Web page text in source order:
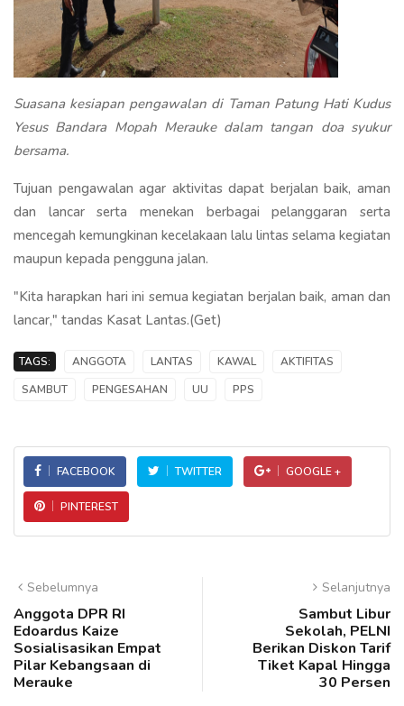
Suasana kesiapan pengawalan di Taman Patung Hati Kudus
Yesus Bandara Mopah Merauke dalam tangan doa syukur
bersama.
Tujuan pengawalan agar aktivitas dapat berjalan baik, aman
dan lancar serta menekan berbagai pelanggaran serta
mencegah kemungkinan kecelakaan lalu lintas selama kegiatan
maupun kepada pengguna jalan.
"Kita harapkan hari ini semua kegiatan berjalan baik, aman dan
lancar," tandas Kasat Lantas.(Get)
TAGS: ANGGOTA LANTAS KAWAL
AKTIFITAS
SAMBUT
PENGESAHAN UU PPS
FACEBOOK TWITTER GOOGLE +
PINTEREST
Sebelumnya
Anggota DPR RI
Edoardus Kaize
Sosialisasikan Empat
Pilar Kebangsaan di
Merauke
Selanjutnya
Sambut Libur
Sekolah, PELNI
Berikan Diskon Tarif
Tiket Kapal Hingga
30 Persen